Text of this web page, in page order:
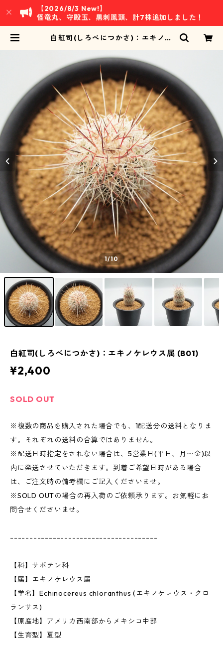
【2026/8/3 New!】
怪竜丸、守殿玉、黒刺鳳頭、計7株追加しました！
白紅司(しろべにつかさ)：エキノケ
1/10
白紅司(しろべにつかさ)：エキノケレウス属 (B01)
¥2,400
SOLD OUT
※複数の商品を購入された場合でも、1配送分の送料となりま
す。それぞれの送料の合算ではありません。
※配送日時指定をされない場合は、5営業日(平日、月〜金)以
内に発送させていただきます。到着ご希望日時がある場合
は、ご注文時の備考欄にご記入くださいませ。
※SOLD OUTの場合の再入荷のご依頼承ります。お気軽にお
問合せくださいませ。
--------------------------------------
【科】サボテン科
【属】エキノケレウス属
【学名】Echinocereus chloranthus (エキノケレウス・クロ
ランサス)
【原産地】アメリカ西南部からメキシコ中部
【生育型】夏型